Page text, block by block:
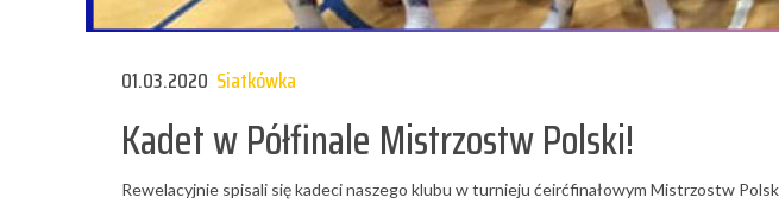
01.03.2020 Siatkówka
Kadet w Półfinale Mistrzostw Polski!
Rewelacyjnie spisali się kadeci naszego klubu w turnieju ćeirćfinałowym Mistrzostw